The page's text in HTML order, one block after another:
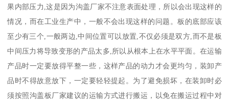
果内部压力,这是因为沟盖厂家不注意表面处理，所以会出现这样的
情况，而在工业生产中，一般不会出现这样的问题。板的底部应该
至少有三个,一般两边,中间位置可以放置,不仅必须是双方,而不是板
中间压力将导致变形的产品太多,所以从根本上在水平平面。在运输
产品时一定要放得平整一些，这样产品的动力才会更均匀，装卸产
品时不得故意放下，一定要轻轻提起。为了避免损坏，在装卸时必
须按照沟盖板厂家建议的运输方式进行搬运，以免在搬运过程中对